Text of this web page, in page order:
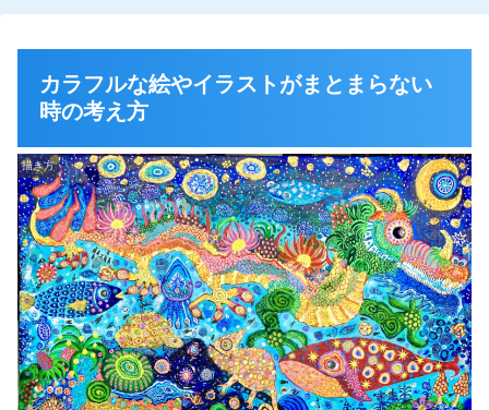
カラフルな絵やイラストがまとまらない
時の考え方
描き方